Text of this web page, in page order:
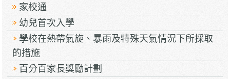
家校通
幼兒首次入學
學校在熱帶氣旋、暴雨及特殊天氣情況下所採取
的措施
百分百家長獎勵計劃